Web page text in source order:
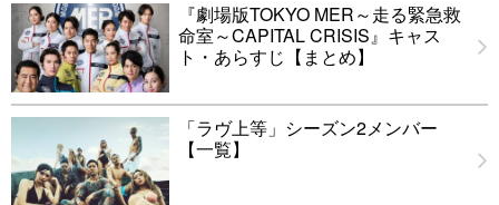
『劇場版TOKYO MER～走る緊急救
命室～CAPITAL CRISIS』キャス
ト・あらすじ【まとめ】
「ラヴ上等」シーズン2メンバー
【一覧】